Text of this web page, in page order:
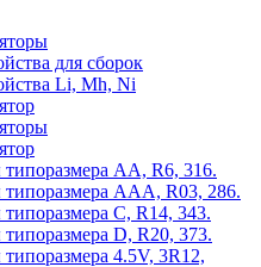
для сборок
Li, Mh, Ni
АА, R6, 316.
типоразмера ААА, R03, 286.
С, R14, 343.
D, R20, 373.
4.5V, 3R12,